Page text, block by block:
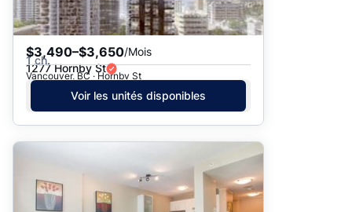
$3,490–$3,650/Mois
1 ch.
1277 Hornby St
Vancouver, BC · Hornby St
Voir les unités disponibles